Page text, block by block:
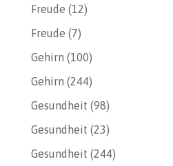
Freude (12)
Freude (7)
Gehirn (100)
Gehirn (244)
Gesundheit (98)
Gesundheit (23)
Gesundheit (244)